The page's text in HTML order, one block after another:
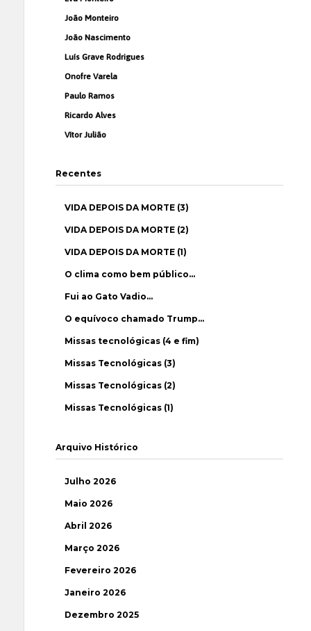
João Monteiro
João Nascimento
Luís Grave Rodrigues
Onofre Varela
Paulo Ramos
Ricardo Alves
Vítor Julião
Recentes
VIDA DEPOIS DA MORTE (3)
VIDA DEPOIS DA MORTE (2)
VIDA DEPOIS DA MORTE (1)
O clima como bem público…
Fui ao Gato Vadio…
O equívoco chamado Trump…
Missas tecnológicas (4 e fim)
Missas Tecnológicas (3)
Missas Tecnológicas (2)
Missas Tecnológicas (1)
Arquivo Histórico
Julho 2026
Maio 2026
Abril 2026
Março 2026
Fevereiro 2026
Janeiro 2026
Dezembro 2025